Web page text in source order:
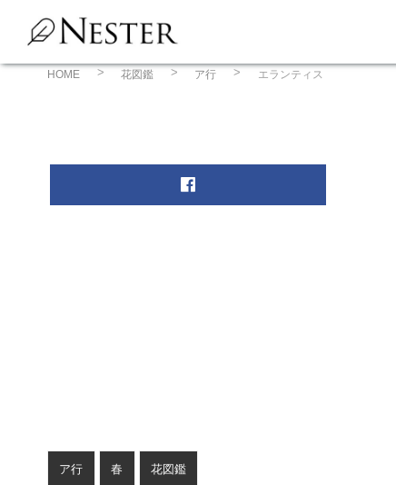
HOME 花図鑑 ア行 エランティス
ア行 春 花図鑑